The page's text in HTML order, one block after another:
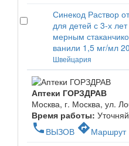
Синекод Раствор
для детей с 3-х
мерным
ванили 1,5 мг/мл
Швейцария
Аптеки ГОРЗДРАВ
Москва, г. Москва, ул.
Время работы:
phone ВЫЗОВ directionsМаршрут